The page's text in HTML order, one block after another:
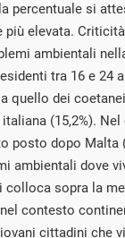
percentuale si
più elevata.
ambientali
tra 16 e 24
quello dei
(15,2%).
posto dopo Malta
ambientali dove
colloca sopra la
contesto
cittadini che